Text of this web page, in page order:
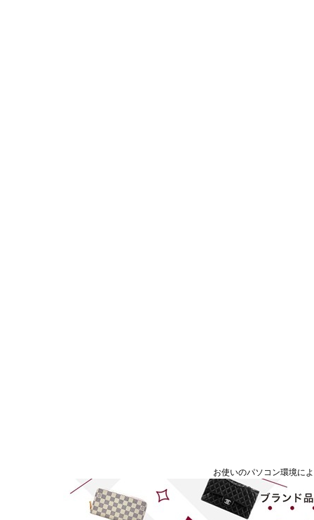
お使いのパソコン環境に